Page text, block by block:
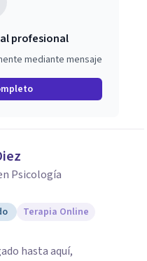
profesional
mediante mensaje
Psicología
Terapia Online
hasta aquí,